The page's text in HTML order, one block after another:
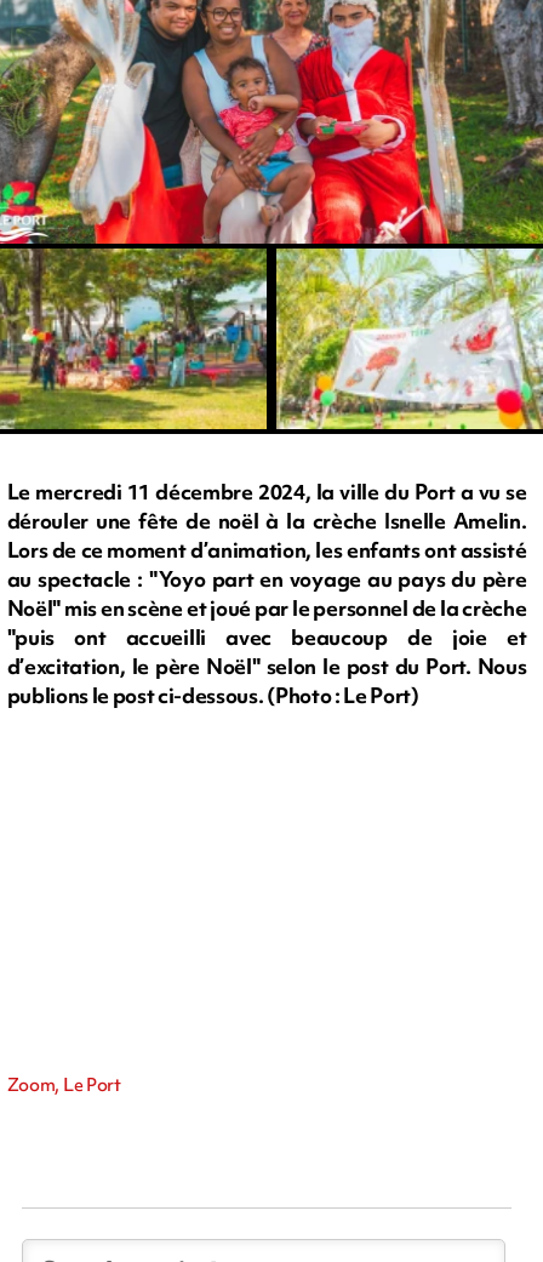
Le mercredi 11 décembre 2024, la ville du Port a vu se
dérouler une fête de noël à la crèche Isnelle Amelin.
Lors de ce moment d’animation, les enfants ont assisté
au spectacle : "Yoyo part en voyage au pays du père
Noël" mis en scène et joué par le personnel de la crèche
"puis ont accueilli avec beaucoup de joie et
d’excitation, le père Noël" selon le post du Port. Nous
publions le post ci-dessous. (Photo : Le Port)
Zoom, Le Port